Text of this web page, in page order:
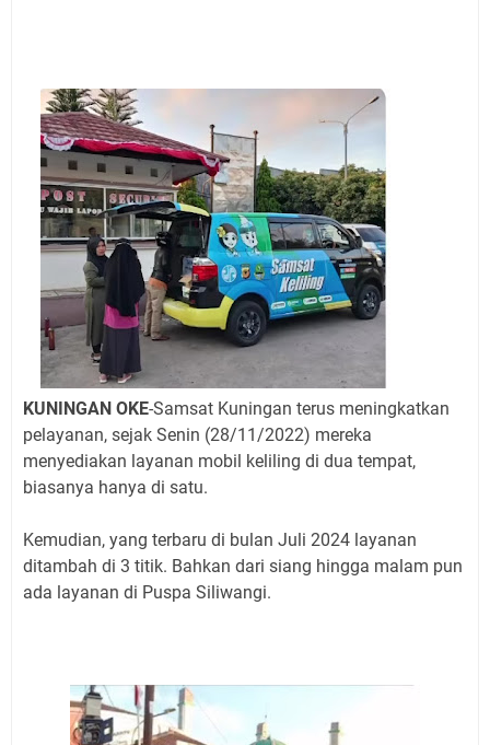
Polres Kuningan dan PAM Tirta Kamuning Salurakan
12 Ribu Liter
Uniku Jadi Tuan Rumah Pendampingan Penyusunan
Dokumen SPMI
Sudahkah Kita Merdeka Dari Hawa Nafsu?
Info Sembako di Pasar Kepuh Kuningan Kamis 6
Agustus 2026, Daging Naik, Telur Turun
Agenda Kegiatan Bupati Kuningan Jumat 7 Agustus
2026 Ada Tiga, Tapi yang Bakal Dihadiri Hanya Satu
Ini Empat Lokasi Samsat Keliling Kuningan Jumat 7
Agustus 2026
KUNINGAN OKE-Samsat Kuningan terus meningkatkan
pelayanan, sejak Senin (28/11/2022) mereka
menyediakan layanan mobil keliling di dua tempat,
biasanya hanya di satu.
Kemudian, yang terbaru di bulan Juli 2024 layanan
ditambah di 3 titik. Bahkan dari siang hingga malam pun
ada layanan di Puspa Siliwangi.